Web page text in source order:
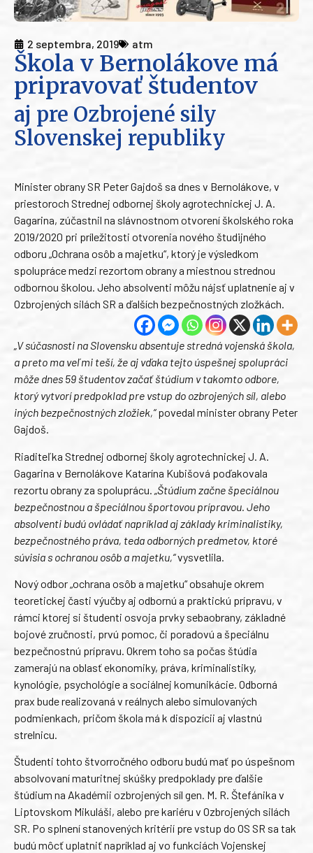
2 septembra, 2019 atm
Škola v Bernolákove má
pripravovať študentov
aj pre Ozbrojené sily
Slovenskej republiky
Minister obrany SR Peter Gajdoš sa dnes v Bernolákove, v
priestoroch Strednej odbornej školy agrotechnickej J. A.
Gagarina, zúčastnil na slávnostnom otvorení školského roka
2019/2020 pri príležitosti otvorenia nového študijného
odboru „Ochrana osôb a majetku“, ktorý je výsledkom
spolupráce medzi rezortom obrany a miestnou strednou
odbornou školou. Jeho absolventi môžu nájsť uplatnenie aj v
Ozbrojených silách SR a ďalších bezpečnostných zložkách.
„V súčasnosti na Slovensku absentuje stredná vojenská škola,
a preto ma veľmi teší, že aj vďaka tejto úspešnej spolupráci
môže dnes 59 študentov začať štúdium v takomto odbore,
ktorý vytvorí predpoklad pre vstup do ozbrojených síl, alebo
iných bezpečnostných zložiek,“povedal minister obrany Peter
Gajdoš.
Riaditeľka Strednej odbornej školy agrotechnickej J. A.
Gagarina v Bernolákove Katarína Kubišová poďakovala
rezortu obrany za spoluprácu.
„Štúdium začne špeciálnou
bezpečnostnou a špeciálnou športovou prípravou. Jeho
absolventi budú ovládať napríklad aj základy kriminalistiky,
bezpečnostného práva, teda odborných predmetov, ktoré
súvisia s ochranou osôb a majetku,“vysvetlila.
Nový odbor „ochrana osôb a majetku“ obsahuje okrem
teoretickej časti výučby aj odbornú a praktickú prípravu, v
rámci ktorej si študenti osvoja prvky sebaobrany, základné
bojové zručnosti, prvú pomoc, či poradovú a špeciálnu
bezpečnostnú prípravu. Okrem toho sa počas štúdia
zamerajú na oblasť ekonomiky, práva, kriminalistiky,
kynológie, psychológie a sociálnej komunikácie. Odborná
prax bude realizovaná v reálnych alebo simulovaných
podmienkach, pričom škola má k dispozícii aj vlastnú
strelnicu.
Študenti tohto štvorročného odboru budú mať po úspešnom
absolvovaní maturitnej skúšky predpoklady pre ďalšie
štúdium na Akadémii ozbrojených síl gen. M. R. Štefánika v
Liptovskom Mikuláši, alebo pre kariéru v Ozbrojených silách
SR. Po splnení stanovených kritérií pre vstup do OS SR sa tak
budú môcť uplatniť napríklad aj vo funkciách Vojenskej